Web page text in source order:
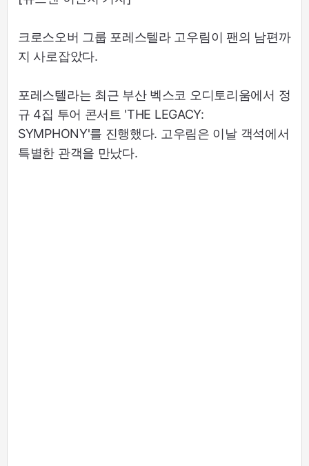
크로스오버 그룹 포레스텔라 고우림이 팬의 남편까
지 사로잡았다.
포레스텔라는 최근 부산 벡스코 오디토리움에서 정
규 4집 투어 콘서트 'THE LEGACY:
SYMPHONY'를 진행했다. 고우림은 이날 객석에서
특별한 관객을 만났다.